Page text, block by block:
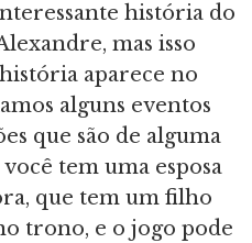
história do
mas isso
aparece no
alguns eventos
que são de alguma
tem uma esposa
que tem um filho
trono, e o jogo pode